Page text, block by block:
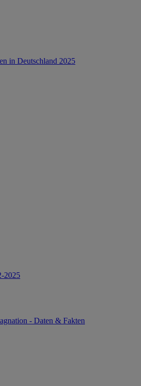
in Deutschland 2025
2025
- Daten & Fakten